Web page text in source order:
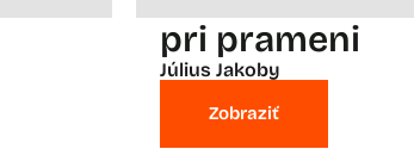
pri prameni
Július Jakoby
Zobraziť